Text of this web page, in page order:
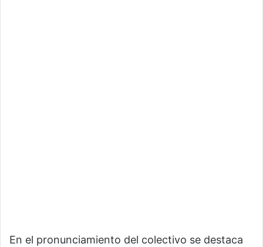
En el pronunciamiento del colectivo se destaca